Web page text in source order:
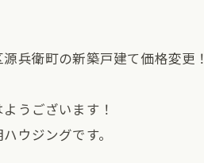
源兵衛町の新築戸建て価格変更！
ようございます！
ウジングです。